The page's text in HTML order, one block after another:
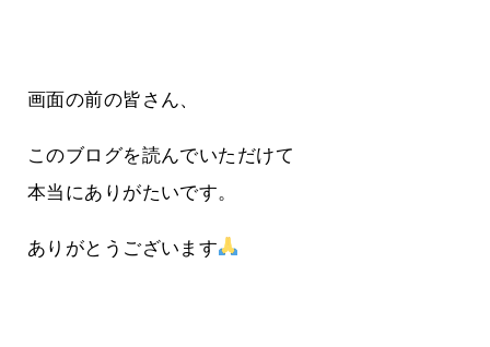
画面の前の皆さん、
このブログを読んでいただけて
本当にありがたいです。
ありがとうございます